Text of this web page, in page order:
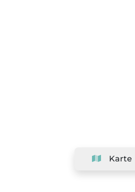
Karte